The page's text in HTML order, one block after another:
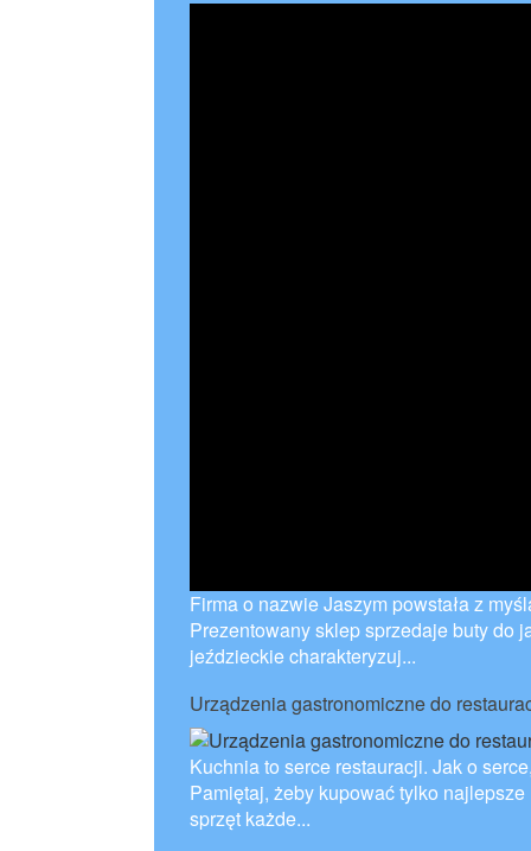
Firma o nazwie Jaszym powstała z
Prezentowany sklep sprzedaje buty do
jeździeckie charakteryzuj...
Urządzenia gastronomiczne do
Kuchnia to serce restauracji. Jak o
Pamiętaj, żeby kupować tylko
sprzęt każde...